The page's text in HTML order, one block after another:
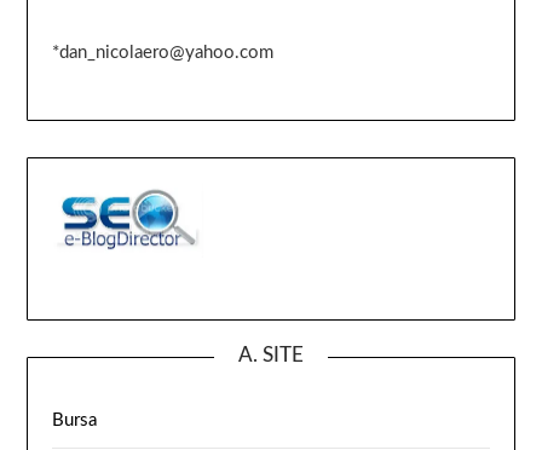
*dan_nicolaero@yahoo.com
A. SITE
Bursa